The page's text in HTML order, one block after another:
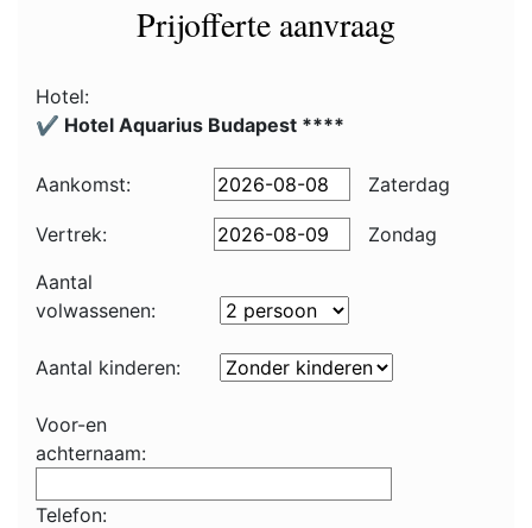
Prijofferte aanvraag
Hotel:
✔️ Hotel Aquarius Budapest ****
Aankomst: Zaterdag
Vertrek:
Zondag
Aantal
volwassenen:
Aantal kinderen:
Voor-en
achternaam:
Telefon: